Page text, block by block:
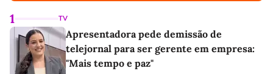
1 TV
Apresentadora pede demissão de
telejornal para ser gerente em empresa:
"Mais tempo e paz"